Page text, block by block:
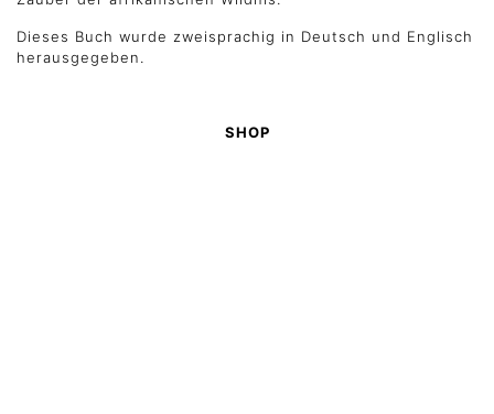
Dieses Buch wurde zweisprachig in Deutsch und Englisch
herausgegeben.
SHOP